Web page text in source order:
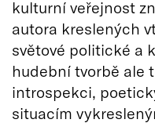
kulturní veřejnost
autora kreslených
světové politické a
hudební tvorbě ale
introspekci,
situacím